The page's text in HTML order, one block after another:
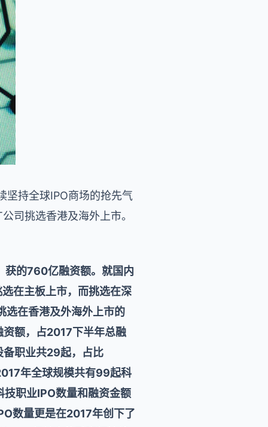
坚持全球IPO商场的抢先气
司挑选香港及海外上市。
的760亿融资额。就国内
在主板上市，而挑选在深
选在香港及外海外上市的
额，占2017下半年总融
职业共29起，占比
年全球规模共有99起科
职业IPO数量和融资金额
数量更是在2017年创下了